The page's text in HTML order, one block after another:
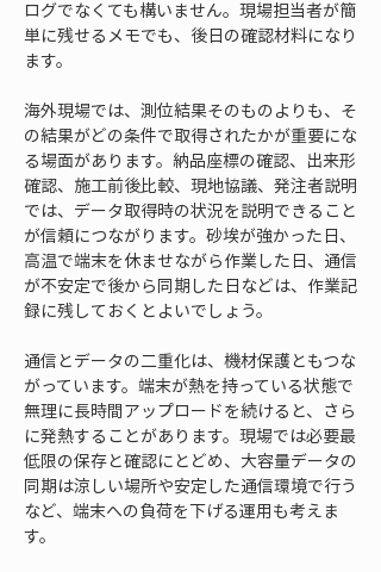
ログでなくても構いません。現場担当者が簡
単に残せるメモでも、後日の確認材料になり
ます。
海外現場では、測位結果そのものよりも、そ
の結果がどの条件で取得されたかが重要にな
る場面があります。納品座標の確認、出来形
確認、施工前後比較、現地協議、発注者説明
では、データ取得時の状況を説明できること
が信頼につながります。砂埃が強かった日、
高温で端末を休ませながら作業した日、通信
が不安定で後から同期した日などは、作業記
録に残しておくとよいでしょう。
通信とデータの二重化は、機材保護ともつな
がっています。端末が熱を持っている状態で
無理に長時間アップロードを続けると、さら
に発熱することがあります。現場では必要最
低限の保存と確認にとどめ、大容量データの
同期は涼しい場所や安定した通信環境で行う
など、端末への負荷を下げる運用も考えま
す。